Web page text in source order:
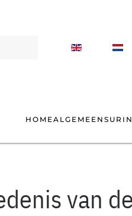
HOMEALGEMEEN
van